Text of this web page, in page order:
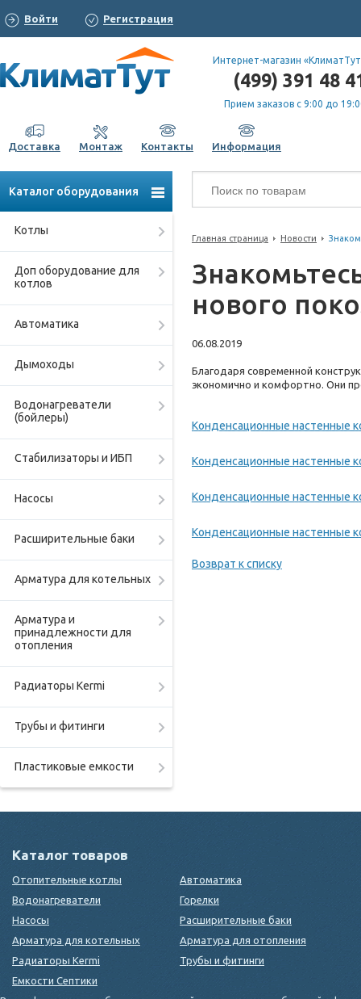
Войти Регистрация
Интернет-магазин
(499) 391 48
Прием заказов с 9:00 до
Доставка Монтаж Контакты Информация
Каталог оборудования
Котлы
Доп оборудование для
котлов
Автоматика
Дымоходы
Водонагреватели
(бойлеры)
Стабилизаторы и ИБП
Насосы
Расширительные баки
Арматура для котельных
Арматура и
принадлежности для
отопления
Радиаторы Kermi
Трубы и фитинги
Пластиковые емкости
Главная страница Новости
нового
06.08.2019
Благодаря современной
экономично и комфортно. Они
Конденсационные настенные
Конденсационные настенные
Конденсационные настенные
Конденсационные настенные
Возврат к списку
Каталог товаров
Отопительные котлы
Автоматика
Водонагреватели
Горелки
Насосы
Расширительные баки
Арматура для котельных
Арматура для отопления
Радиаторы Kermi
Трубы и фитинги
Емкости Септики